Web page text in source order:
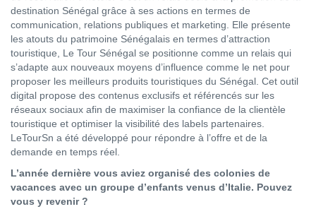
destination Sénégal grâce à ses actions en termes de
communication, relations publiques et marketing. Elle présente
les atouts du patrimoine Sénégalais en termes d’attraction
touristique, Le Tour Sénégal se positionne comme un relais qui
s’adapte aux nouveaux moyens d’influence comme le net pour
proposer les meilleurs produits touristiques du Sénégal. Cet outil
digital propose des contenus exclusifs et référencés sur les
réseaux sociaux afin de maximiser la confiance de la clientèle
touristique et optimiser la visibilité des labels partenaires.
LeTourSn a été développé pour répondre à l’offre et de la
demande en temps réel.
L’année dernière vous aviez organisé des colonies de
vacances avec un groupe d’enfants venus d’Italie. Pouvez
vous y revenir ?